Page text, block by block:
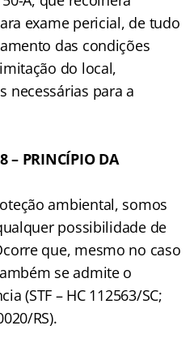
exame pericial, de tudo
das condições
do local,
necessárias para a
– PRINCÍPIO DA
ambiental, somos
possibilidade de
que, mesmo no caso
se admite o
(STF – HC 112563/SC;
RS).